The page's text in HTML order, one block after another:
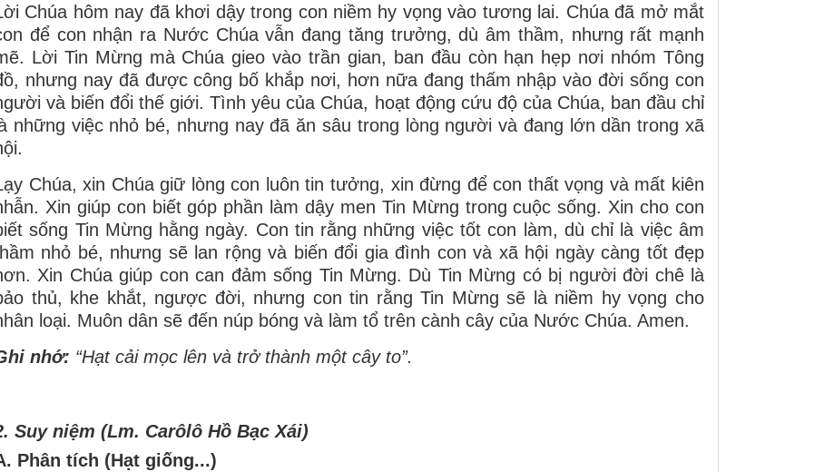
Chúa hôm nay đã khơi dậy trong con niềm hy vọng vào tương lai. Chúa đã mở mắt
để con nhận ra Nước Chúa vẫn đang tăng trưởng, dù âm thầm, nhưng rất mạnh
Lời Tin Mừng mà Chúa gieo vào trần gian, ban đầu còn hạn hẹp nơi nhóm Tông
nhưng nay đã được công bố khắp nơi, hơn nữa đang thấm nhập vào đời sống con
và biến đổi thế giới. Tình yêu của Chúa, hoạt động cứu độ của Chúa, ban đầu chỉ
những việc nhỏ bé, nhưng nay đã ăn sâu trong lòng người và đang lớn dần trong xã
Chúa, xin Chúa giữ lòng con luôn tin tưởng, xin đừng để con thất vọng và mất kiên
Xin giúp con biết góp phần làm dậy men Tin Mừng trong cuộc sống. Xin cho con
sống Tin Mừng hằng ngày. Con tin rằng những việc tốt con làm, dù chỉ là việc âm
nhỏ bé, nhưng sẽ lan rộng và biến đổi gia đình con và xã hội ngày càng tốt đẹp
Xin Chúa giúp con can đảm sống Tin Mừng. Dù Tin Mừng có bị người đời chê là
thủ, khe khắt, ngược đời, nhưng con tin rằng Tin Mừng sẽ là niềm hy vọng cho
loại. Muôn dân sẽ đến núp bóng và làm tổ trên cành cây của Nước Chúa. Amen.
nhớ: “Hạt cải mọc lên và trở thành một cây to”.
Suy niệm (Lm. Carôlô Hồ Bạc Xái)
Phân tích (Hạt giống...)